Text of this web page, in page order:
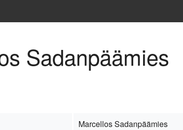
Sadanpäämies
Marcellos Sadanpäämies